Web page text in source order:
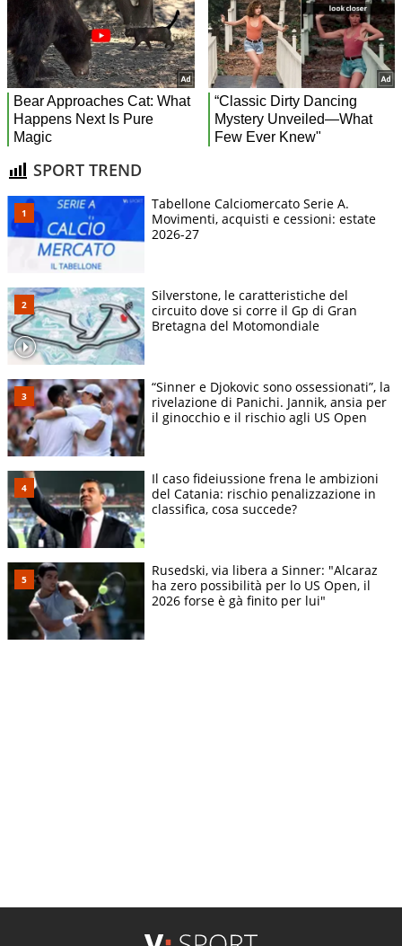
SPORT TREND
Tabellone Calciomercato Serie A.
Movimenti, acquisti e cessioni: estate
2026-27
Silverstone, le caratteristiche del
circuito dove si corre il Gp di Gran
Bretagna del Motomondiale
“Sinner e Djokovic sono ossessionati”, la
rivelazione di Panichi. Jannik, ansia per
il ginocchio e il rischio agli US Open
Il caso fideiussione frena le ambizioni
del Catania: rischio penalizzazione in
classifica, cosa succede?
Rusedski, via libera a Sinner: "Alcaraz
ha zero possibilità per lo US Open, il
2026 forse è gà finito per lui"